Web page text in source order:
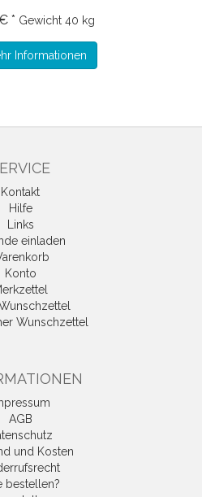
* Gewicht 40 kg
Informationen
Kontakt
Hilfe
Links
einladen
Konto
Wunschzettel
AGB
und Kosten
bestellen?